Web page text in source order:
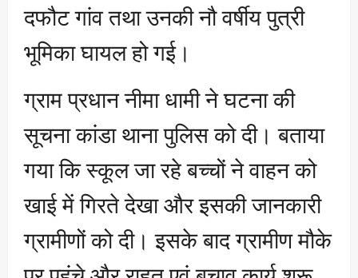
दफौट गांव तथा उनकी नौ वर्षीय पुत्री
भूमिका घायल हो गई।
ग्राम प्रधान नीमा धामी ने घटना की
सूचना कांडा थाना पुलिस को दी। बताया
गया कि स्कूल जा रहे बच्चों ने वाहन को
खाई में गिरते देखा और इसकी जानकारी
ग्रामीणों को दी। इसके बाद ग्रामीण मौके